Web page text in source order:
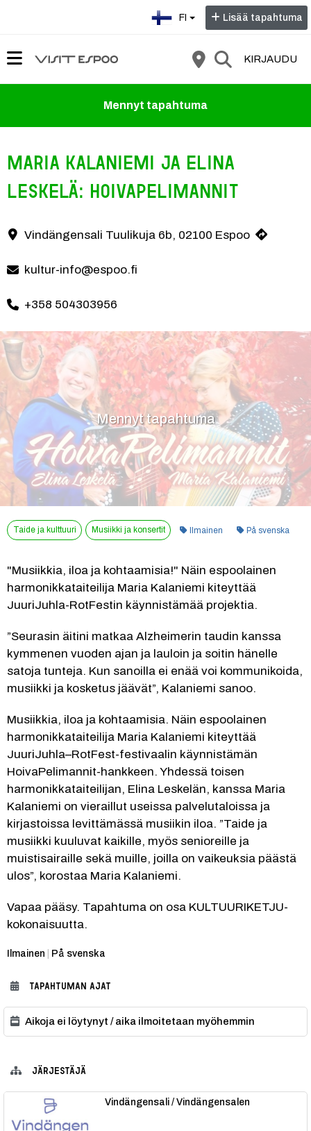
FI Lisää tapahtuma
KIRJAUDU
Mennyt tapahtuma
Maria Kalaniemi ja Elina
Leskelä: HoivaPelimannit
"Musiikkia, iloa ja kohtaamisia!" Näin espoolainen
Yhteystiedot
Vindängensali Tuulikuja 6b, 02100 Espoo
kultur-info@espoo.fi
+358 504303956
Mennyt tapahtuma
Taide ja kulttuuri Musiikki ja konsertit Kategoria:
Ilmainen På svenska
"Musiikkia, iloa ja kohtaamisia!" Näin espoolainen
harmonikkataiteilija Maria Kalaniemi kiteyttää
JuuriJuhla-RotFestin käynnistämää projektia.
”Seurasin äitini matkaa Alzheimerin taudin kanssa
kymmenen vuoden ajan ja lauloin ja soitin hänelle
satoja tunteja. Kun sanoilla ei enää voi kommunikoida,
musiikki ja kosketus jäävät”, Kalaniemi sanoo.
Musiikkia, iloa ja kohtaamisia. Näin espoolainen
harmonikkataiteilija Maria Kalaniemi kiteyttää
JuuriJuhla–RotFest-festivaalin käynnistämän
HoivaPelimannit-hankkeen. Yhdessä toisen
harmonikkataiteilijan, Elina Leskelän, kanssa Maria
Kalaniemi on vieraillut useissa palvelutaloissa ja
kirjastoissa levittämässä musiikin iloa. ”Taide ja
musiikki kuuluvat kaikille, myös senioreille ja
muistisairaille sekä muille, joilla on vaikeuksia päästä
ulos”, korostaa Maria Kalaniemi.
Vapaa pääsy. Tapahtuma on osa KULTUURIKETJU-
kokonaisuutta.
Kategoria:
Ilmainen På svenska
TAPAHTUMAN AJAT
Aikoja ei löytynyt / aika ilmoitetaan myöhemmin
JÄRJESTÄJÄ
Vindängensali / Vindängensalen